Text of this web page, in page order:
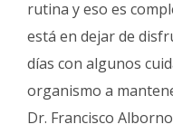
rutina y eso es
está en dejar de
días con algunos
organismo a
Dr. Francisco